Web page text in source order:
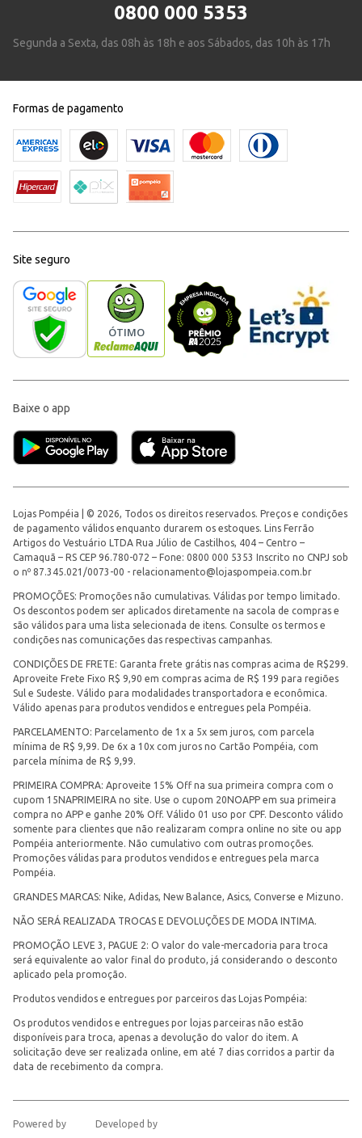
0800 000 5353
Segunda a Sexta, das 08h às 18h e aos Sábados, das 10h às 17h
Formas de pagamento
Site seguro
Baixe o app
Lojas Pompéia | © 2026, Todos os direitos reservados. Preços e condições
de pagamento válidos enquanto durarem os estoques. Lins Ferrão
Artigos do Vestuário LTDA Rua Júlio de Castilhos, 404 – Centro –
Camaquã – RS CEP 96.780-072 – Fone: 0800 000 5353 Inscrito no CNPJ sob
o nº 87.345.021/0073-00 - relacionamento@lojaspompeia.com.br
PROMOÇÕES: Promoções não cumulativas. Válidas por tempo limitado.
Os descontos podem ser aplicados diretamente na sacola de compras e
são válidos para uma lista selecionada de itens. Consulte os termos e
condições nas comunicações das respectivas campanhas.
CONDIÇÕES DE FRETE: Garanta frete grátis nas compras acima de R$299.
Aproveite Frete Fixo R$ 9,90 em compras acima de R$ 199 para regiões
Sul e Sudeste. Válido para modalidades transportadora e econômica.
Válido apenas para produtos vendidos e entregues pela Pompéia.
PARCELAMENTO: Parcelamento de 1x a 5x sem juros, com parcela
mínima de R$ 9,99. De 6x a 10x com juros no Cartão Pompéia, com
parcela mínima de R$ 9,99.
PRIMEIRA COMPRA: Aproveite 15% Off na sua primeira compra com o
cupom 15NAPRIMEIRA no site. Use o cupom 20NOAPP em sua primeira
compra no APP e ganhe 20% Off. Válido 01 uso por CPF. Desconto válido
somente para clientes que não realizaram compra online no site ou app
Pompéia anteriormente. Não cumulativo com outras promoções.
Promoções válidas para produtos vendidos e entregues pela marca
Pompéia.
GRANDES MARCAS: Nike, Adidas, New Balance, Asics, Converse e Mizuno.
NÃO SERÁ REALIZADA TROCAS E DEVOLUÇÕES DE MODA INTIMA.
PROMOÇÃO LEVE 3, PAGUE 2: O valor do vale-mercadoria para troca
será equivalente ao valor final do produto, já considerando o desconto
aplicado pela promoção.
Produtos vendidos e entregues por parceiros das Lojas Pompéia:
Os produtos vendidos e entregues por lojas parceiras não estão
disponíveis para troca, apenas a devolução do valor do item. A
solicitação deve ser realizada online, em até 7 dias corridos a partir da
data de recebimento da compra.
Powered by Developed by